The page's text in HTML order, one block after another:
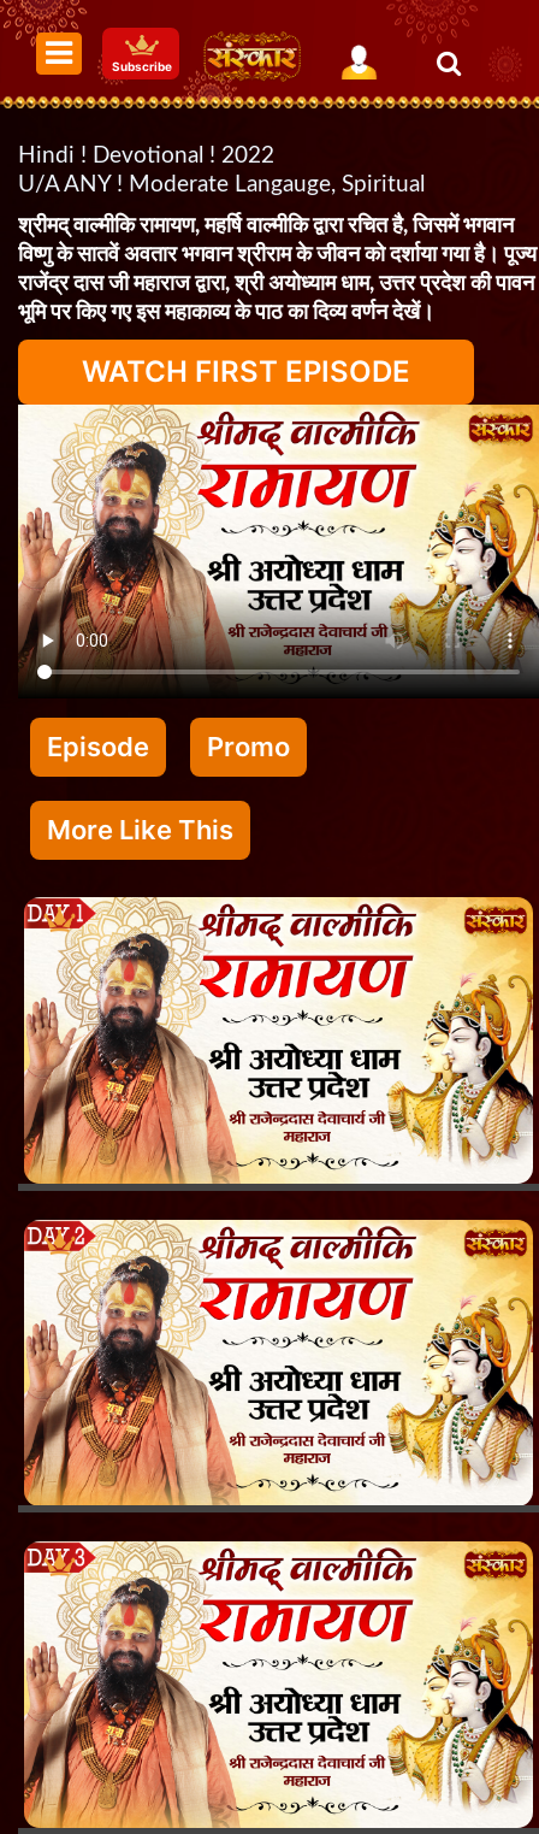
Subscribe
Hindi ! Devotional ! 2022
U/A ANY ! Moderate Langauge, Spiritual
श्रीमद् वाल्मीकि रामायण, महर्षि वाल्मीकि द्वारा रचित है, जिसमें भगवान
विष्णु के सातवें अवतार भगवान श्रीराम के जीवन को दर्शाया गया है। पूज्य
राजेंद्र दास जी महाराज द्वारा, श्री अयोध्याम धाम, उत्तर प्रदेश की पावन
भूमि पर किए गए इस महाकाव्य के पाठ का दिव्य वर्णन देखें।
WATCH FIRST EPISODE
Episode Promo
More Like This